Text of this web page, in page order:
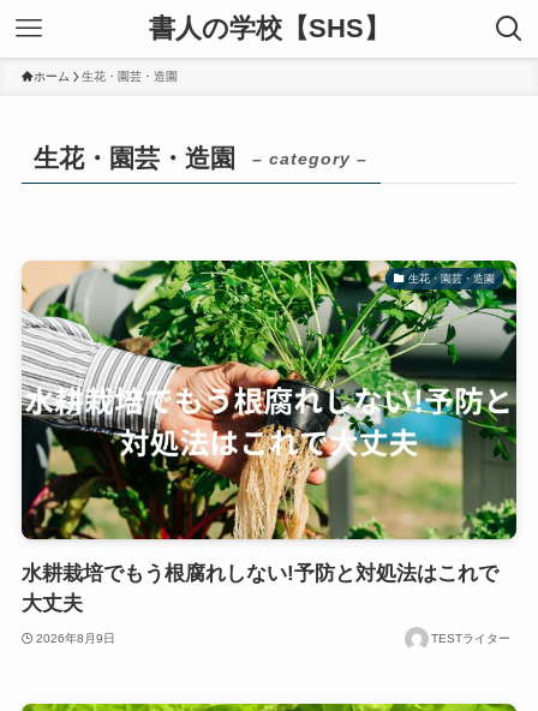
書人の学校【SHS】
ホーム 生花・園芸・造園
生花・園芸・造園 – category –
生花・園芸・造園
水耕栽培でもう根腐れしない!予防と対処法はこれで
大丈夫
2026年8月9日 TESTライター